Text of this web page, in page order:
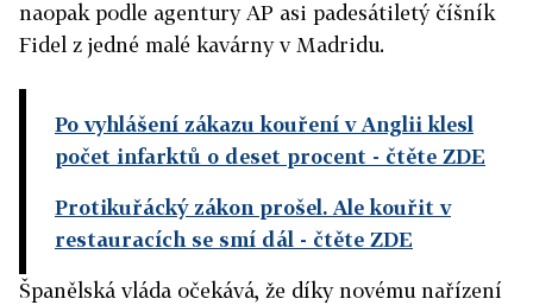
naopak podle agentury AP asi padesátiletý číšník
Fidel z jedné malé kavárny v Madridu.
Po vyhlášení zákazu kouření v Anglii klesl
počet infarktů o deset procent - čtěte ZDE
Protikuřácký zákon prošel. Ale kouřit v
restauracích se smí dál - čtěte ZDE
Španělská vláda očekává, že díky novému nařízení